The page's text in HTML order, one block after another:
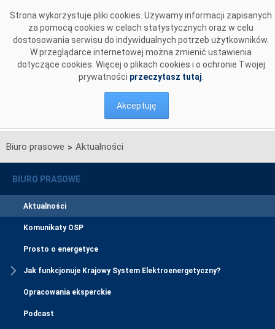
Strona wykorzystuje pliki cookies. Używamy informacji zapisanych
za pomocą cookies w celach statystycznych oraz w celu
dostosowania serwisu do indywidualnych potrzeb użytkowników.
W przeglądarce internetowej można zmienić ustawienia
dotyczące cookies. Więcej o plikach cookies i o ochronie Twojej
prywatności przeczytasz tutaj
Akceptuję
Biuro prasowe > Aktualności
BIURO PRASOWE
Aktualności
Komunikaty OSP
Prosto o energetyce
Jak funkcjonuje Krajowy System Elektroenergetyczny?
Opracowania eksperckie
Podcast